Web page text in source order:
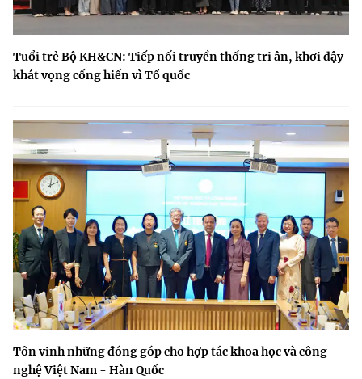
Tuổi trẻ Bộ KH&CN: Tiếp nối truyền thống tri ân, khơi dậy
khát vọng cống hiến vì Tổ quốc
Tôn vinh những đóng góp cho hợp tác khoa học và công
nghệ Việt Nam - Hàn Quốc